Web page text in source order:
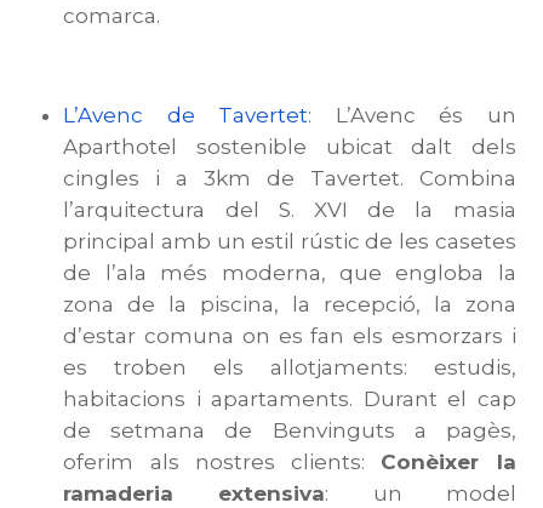
comarca.
L’Avenc de Tavertet: L’Avenc és un
Aparthotel sostenible ubicat dalt dels
cingles i a 3km de Tavertet. Combina
l’arquitectura del S. XVI de la masia
principal amb un estil rústic de les casetes
de l’ala més moderna, que engloba la
zona de la piscina, la recepció, la zona
d’estar comuna on es fan els esmorzars i
es troben els allotjaments: estudis,
habitacions i apartaments. Durant el cap
de setmana de Benvinguts a pagès,
oferim als nostres clients: Conèixer la
ramaderia extensiva: un model